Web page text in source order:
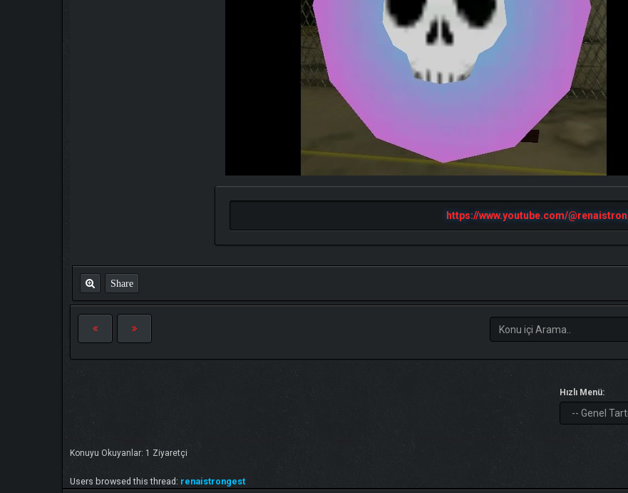
https://www.youtube.com/
Share
Hızlı Menü:
Konuyu Okuyanlar: 1 Ziyaretçi
Users browsed this thread: renaistrongest